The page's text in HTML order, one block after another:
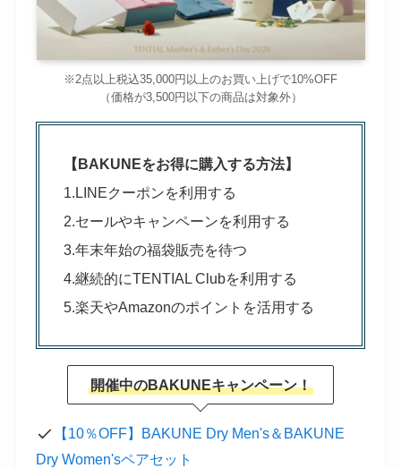
※2点以上税込35,000円以上のお買い上げで10%OFF
（価格が3,500円以下の商品は対象外）
【BAKUNEをお得に購入する方法】
1.LINEクーポンを利用する
2.セールやキャンペーンを利用する
3.年末年始の福袋販売を待つ
4.継続的にTENTIAL Clubを利用する
5.楽天やAmazonのポイントを活用する
開催中のBAKUNEキャンペーン！
【10％OFF】BAKUNE Dry Men's＆BAKUNE
Dry Women'sペアセット